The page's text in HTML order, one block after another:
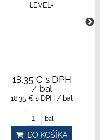
LEVEL+
18,35 € s DPH
/ bal
18,35 € s DPH / bal
bal
DO KOŠÍKA